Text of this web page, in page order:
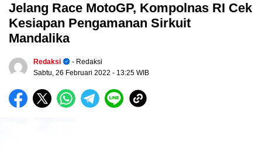
Jelang Race MotoGP, Kompolnas RI Cek
Kesiapan Pengamanan Sirkuit
Mandalika
Redaksi
- Redaksi
Sabtu, 26 Februari 2022 - 13:25 WIB